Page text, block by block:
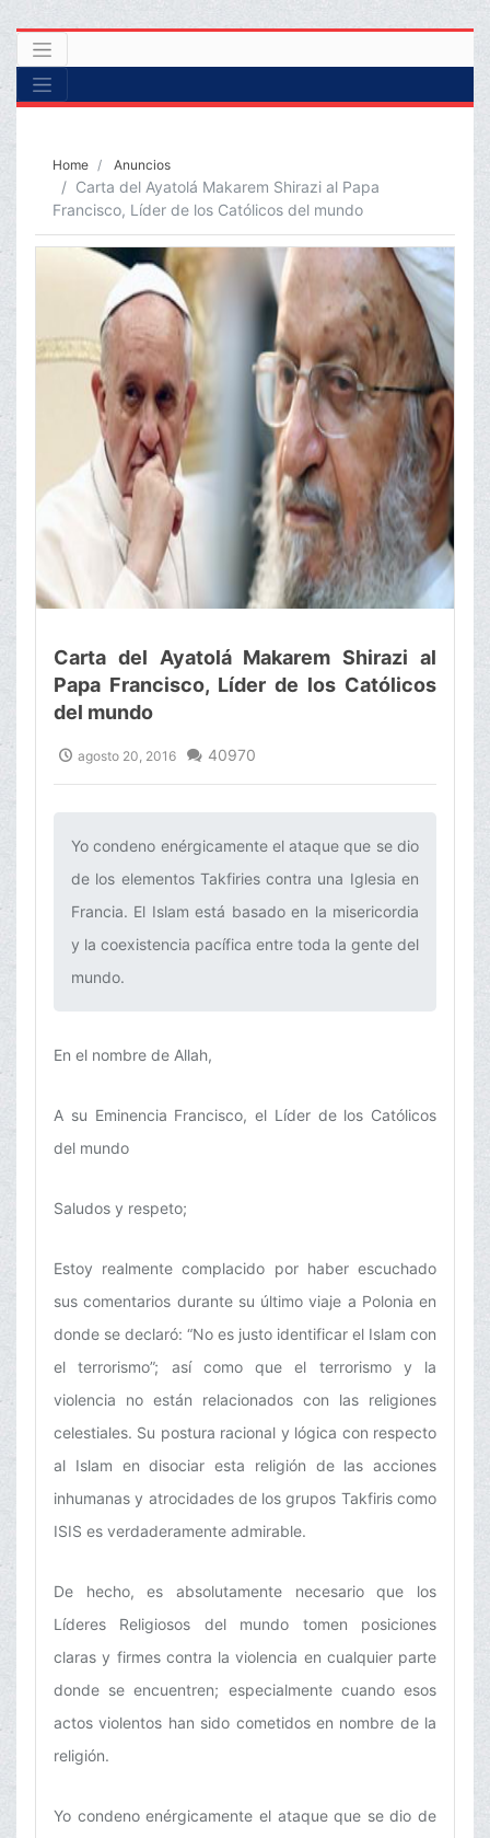
Home Anuncios
Carta del Ayatolá Makarem Shirazi al Papa
Francisco, Líder de los Católicos del mundo
Carta del Ayatolá Makarem Shirazi al
Papa Francisco, Líder de los Católicos
del mundo
agosto 20, 2016 40970
Yo condeno enérgicamente el ataque que se dio
de los elementos Takfiries contra una Iglesia en
Francia. El Islam está basado en la misericordia
y la coexistencia pacífica entre toda la gente del
mundo.‌
En el nombre de Allah,
A su Eminencia Francisco, el Líder de los Católicos
del mundo
Saludos y respeto;
Estoy realmente complacido por haber escuchado
sus comentarios durante su último viaje a Polonia en
donde se declaró: “No es justo identificar el Islam con
el terrorismo”; así como que el terrorismo y la
violencia no están relacionados con las religiones
celestiales. Su postura racional y lógica con respecto
al Islam en disociar esta religión de las acciones
inhumanas y atrocidades de los grupos Takfiris como
ISIS es verdaderamente admirable.
De hecho, es absolutamente necesario que los
Líderes Religiosos del mundo tomen posiciones
claras y firmes contra la violencia en cualquier parte
donde se encuentren; especialmente cuando esos
actos violentos han sido cometidos en nombre de la
religión.
Yo condeno enérgicamente el ataque que se dio de